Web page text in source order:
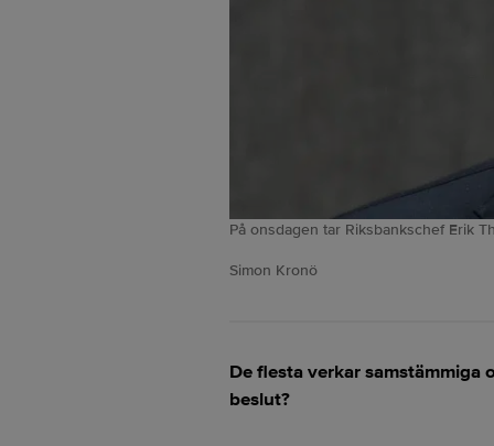
På onsdagen tar Riksbankschef Erik
Simon Kronö
De flesta verkar
beslut?